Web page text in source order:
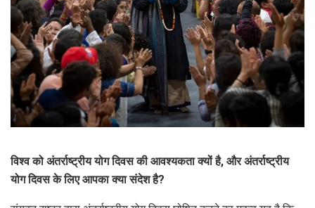
विश्व को अंतर्राष्ट्रीय योग दिवस की आवश्यकता क्यों है, और अंतर्राष्ट्रीय
योग दिवस के लिए आपका क्या संदेश है?